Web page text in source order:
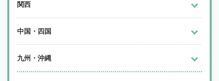
関西
中国・四国
九州・沖縄